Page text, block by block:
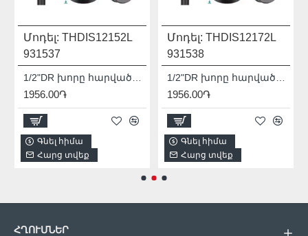
Մոդել: THDIS12152L
931537
1956.00֏
Գնել հիմա
Հարց տվեք
Մոդել: THDIS12172L
931538
1956.00֏
Գնել հիմա
Հարց տվեք
ՀՂՈՒՄՆԵՐ